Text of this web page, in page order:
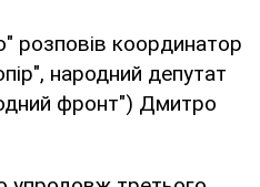
розповів координатор
народний депутат
фронт") Дмитро